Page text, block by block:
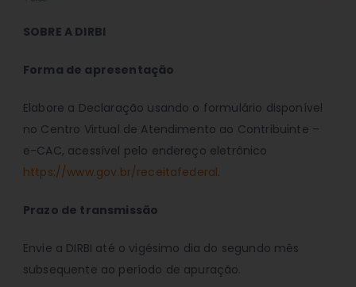
SOBRE A DIRBI
Forma de apresentação
Elabore a Declaração usando o formulário disponível
no Centro Virtual de Atendimento ao Contribuinte –
e-CAC, acessível pelo endereço eletrônico
https://www.gov.br/receitafederal.
Prazo de transmissão
Envie a DIRBI até o vigésimo dia do segundo mês
subsequente ao período de apuração.